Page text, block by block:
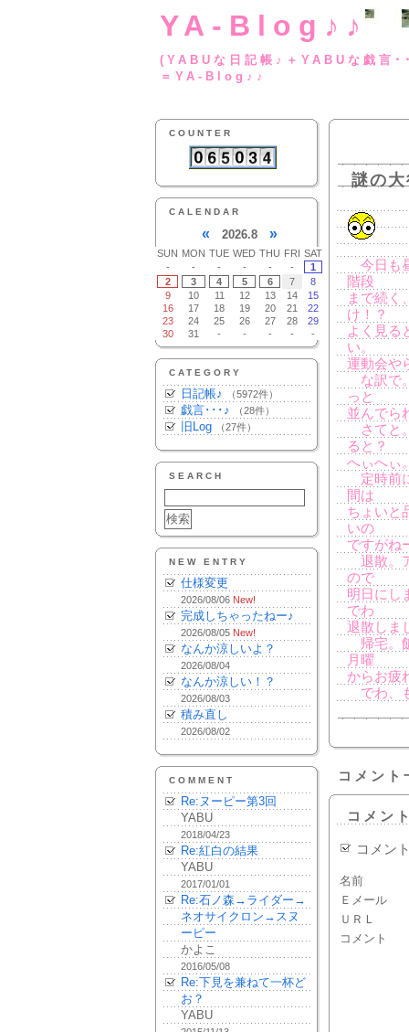
YA-Blog♪♪
(YABUな日記帳♪
＝YA-Blog♪♪
COUNTER
CALENDAR
« 2026.8 »
SUN MON TUE WED THU FRI SAT
-
- - - - -
1
2
3 4 5 6 7
8
9
10 11 12 13 14
15
16
17 18 19 20 21
22
23
24 25 26 27 28
29
30
31 - - - - -
CATEGORY
日記帳♪ （5972件）
戯言･･･♪ （28件）
旧Log （27件）
SEARCH
NEW ENTRY
仕様変更
2026/08/06 New!
完成しちゃったねー♪
2026/08/05 New!
なんか涼しいよ？
2026/08/04
なんか涼しい！？
2026/08/03
積み直し
2026/08/02
COMMENT
Re:ヌーピー第3回
YABU
2018/04/23
Re:紅白の結果
YABU
2017/01/01
Re:石ノ森→ライダー→
ネオサイクロン→スヌ
ーピー
かよこ
2016/05/08
Re:下見を兼ねて一杯ど
お？
YABU
謎の
今日も
階段
まで続く
け！？
よく見る
い。
運動会や
な訳で
っと
並んでら
さてと
ると？
へぃへぃ
定時前
間は
ちょいと
いの
ですがね
退散。
ので
明日にし
でわ
退散しま
帰宅。
月曜
からお疲
でわ、
コメント
コメン
コメン
名前
Ｅメール
ＵＲＬ
コメント